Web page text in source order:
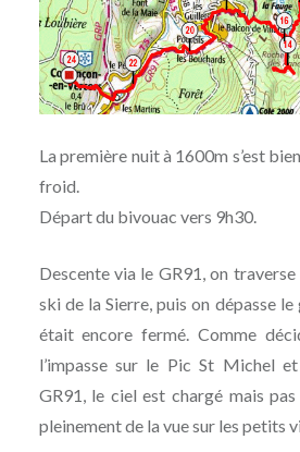
La première nuit à 1600m s’est bien
froid.
Départ du bivouac vers 9h30.
Descente via le GR91, on
ski de la Sierre, puis on dépasse
était encore fermé. Comme
l’impasse sur le Pic St Michel
GR91, le ciel est chargé mais
pleinement de la vue sur les petits